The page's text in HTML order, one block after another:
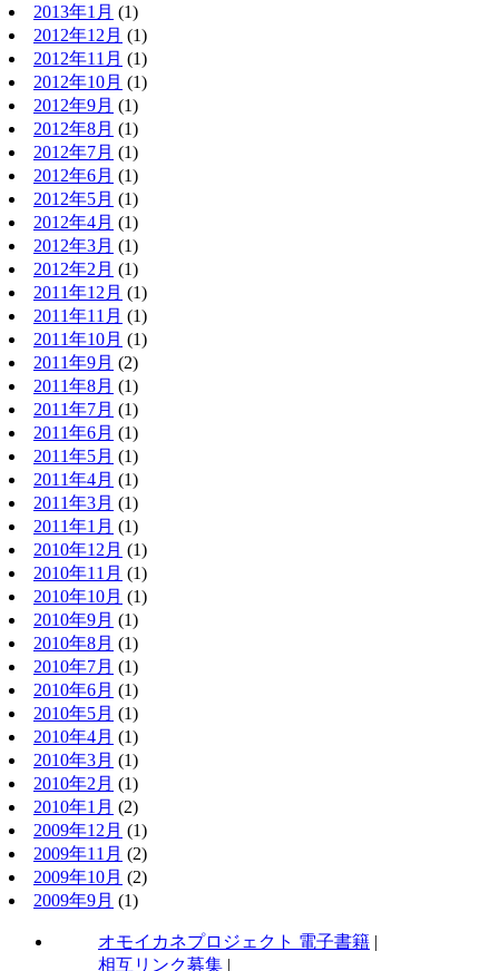
2013年1月 (1)
2012年12月 (1)
2012年11月 (1)
2012年10月 (1)
2012年9月 (1)
2012年8月 (1)
2012年7月 (1)
2012年6月 (1)
2012年5月 (1)
2012年4月 (1)
2012年3月 (1)
2012年2月 (1)
2011年12月 (1)
2011年11月 (1)
2011年10月 (1)
2011年9月 (2)
2011年8月 (1)
2011年7月 (1)
2011年6月 (1)
2011年5月 (1)
2011年4月 (1)
2011年3月 (1)
2011年1月 (1)
2010年12月 (1)
2010年11月 (1)
2010年10月 (1)
2010年9月 (1)
2010年8月 (1)
2010年7月 (1)
2010年6月 (1)
2010年5月 (1)
2010年4月 (1)
2010年3月 (1)
2010年2月 (1)
2010年1月 (2)
2009年12月 (1)
2009年11月 (2)
2009年10月 (2)
2009年9月 (1)
オモイカネプロジェクト 電子書籍 |
相互リンク募集 |